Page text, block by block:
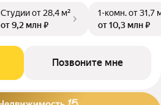
Студииот 28,4 м²
от 9,2 млн ₽
1-комн.от 31,7
от 10,3 млн ₽
Позвоните мне